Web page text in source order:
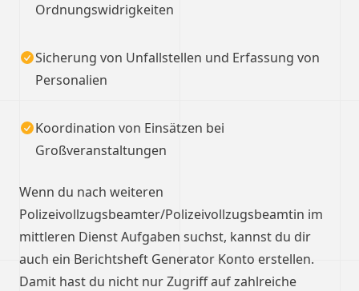
Ordnungswidrigkeiten
Sicherung von Unfallstellen und Erfassung von
Personalien
Koordination von Einsätzen bei
Großveranstaltungen
Wenn du nach weiteren
Polizeivollzugsbeamter/Polizeivollzugsbeamtin im
mittleren Dienst Aufgaben suchst, kannst du dir
auch ein Berichtsheft Generator Konto erstellen.
Damit hast du nicht nur Zugriff auf zahlreiche